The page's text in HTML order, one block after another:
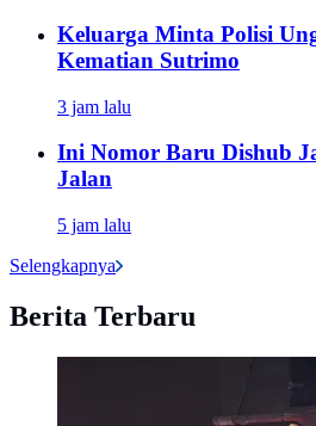
Keluarga Minta Polisi
Kematian Sutrimo
3 jam lalu
Ini Nomor Baru Dishub
Jalan
5 jam lalu
Selengkapnya
Berita Terbaru